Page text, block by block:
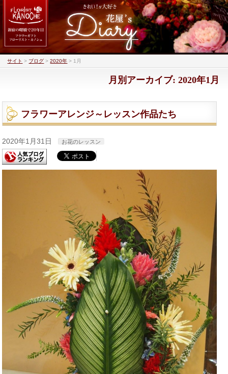
サイト > ブログ >2020年 > 1月
月別アーカイブ: 2020年1月
フラワーアレンジ～レッスン作品たち
2020年1月31日 お花のレッスン